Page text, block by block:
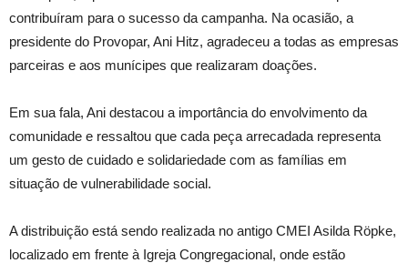
contribuíram para o sucesso da campanha. Na ocasião, a
presidente do Provopar, Ani Hitz, agradeceu a todas as empresas
parceiras e aos munícipes que realizaram doações.
Em sua fala, Ani destacou a importância do envolvimento da
comunidade e ressaltou que cada peça arrecadada representa
um gesto de cuidado e solidariedade com as famílias em
situação de vulnerabilidade social.
A distribuição está sendo realizada no antigo CMEI Asilda Röpke,
localizado em frente à Igreja Congregacional, onde estão